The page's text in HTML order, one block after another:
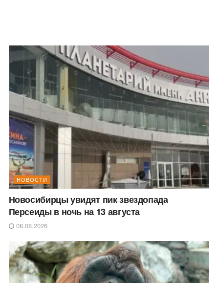
НОВОСТИ
Новосибирцы увидят пик звездопада
Персеиды в ночь на 13 августа
08.08.2026